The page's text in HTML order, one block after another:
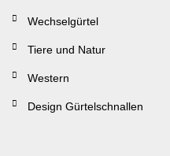
Wechselgürtel
Tiere und Natur
Western
Design Gürtelschnallen